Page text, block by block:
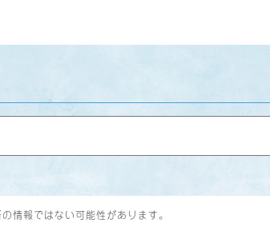
情報ではない可能性があります。